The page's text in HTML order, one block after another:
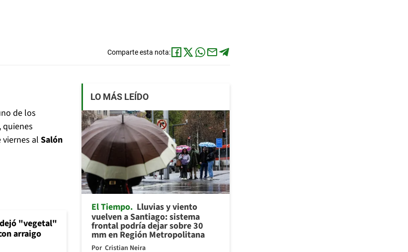
Comparte esta nota:
de los
al Salón
"vegetal"
arraigo
LO MÁS LEÍDO
El Tiempo Lluvias y viento
vuelven a Santiago: sistema
frontal podría dejar sobre 30
mm en Región Metropolitana
Por Cristian Neira